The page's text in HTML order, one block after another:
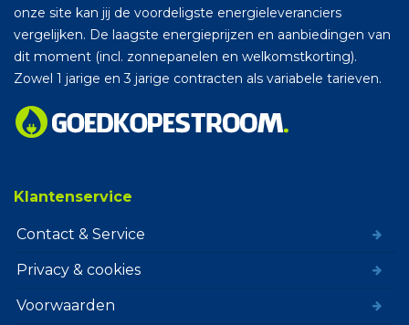
onze site kan jij de voordeligste energieleveranciers
vergelijken. De laagste energieprijzen en aanbiedingen van
dit moment (incl. zonnepanelen en welkomstkorting).
Zowel 1 jarige en 3 jarige contracten als variabele tarieven.
Klantenservice
Contact & Service
Privacy & cookies
Voorwaarden